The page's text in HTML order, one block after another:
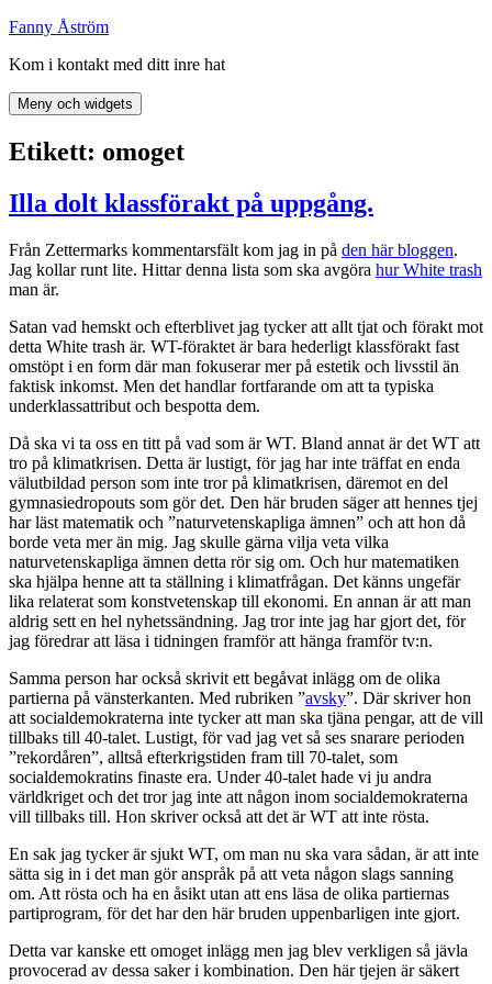
Hoppa
innehåll
Fanny Åström
Kom i kontakt med ditt inre hat
Meny och widgets
Etikett: omoget
Illa dolt klassförakt på uppgång.
Från Zettermarks kommentarsfält kom jag in på den här bloggen.
Jag kollar runt lite. Hittar denna lista som ska avgöra hur White trash
man är.
Satan vad hemskt och efterblivet jag tycker att allt tjat och förakt mot
detta White trash är. WT-föraktet är bara hederligt klassförakt fast
omstöpt i en form där man fokuserar mer på estetik och livsstil än
faktisk inkomst. Men det handlar fortfarande om att ta typiska
underklassattribut och bespotta dem.
Då ska vi ta oss en titt på vad som är WT. Bland annat är det WT att
tro på klimatkrisen. Detta är lustigt, för jag har inte träffat en enda
välutbildad person som inte tror på klimatkrisen, däremot en del
gymnasiedropouts som gör det. Den här bruden säger att hennes tjej
har läst matematik och ”naturvetenskapliga ämnen” och att hon då
borde veta mer än mig. Jag skulle gärna vilja veta vilka
naturvetenskapliga ämnen detta rör sig om. Och hur matematiken
ska hjälpa henne att ta ställning i klimatfrågan. Det känns ungefär
lika relaterat som konstvetenskap till ekonomi. En annan är att man
aldrig sett en hel nyhetssändning. Jag tror inte jag har gjort det, för
jag föredrar att läsa i tidningen framför att hänga framför tv:n.
Samma person har också skrivit ett begåvat inlägg om de olika
partierna på vänsterkanten. Med rubriken ”avsky”. Där skriver hon
att socialdemokraterna inte tycker att man ska tjäna pengar, att de vill
tillbaks till 40-talet. Lustigt, för vad jag vet så ses snarare perioden
”rekordåren”, alltså efterkrigstiden fram till 70-talet, som
socialdemokratins finaste era. Under 40-talet hade vi ju andra
världkriget och det tror jag inte att någon inom socialdemokraterna
vill tillbaks till. Hon skriver också att det är WT att inte rösta.
En sak jag tycker är sjukt WT, om man nu ska vara sådan, är att inte
sätta sig in i det man gör anspråk på att veta någon slags sanning
om. Att rösta och ha en åsikt utan att ens läsa de olika partiernas
partiprogram, för det har den här bruden uppenbarligen inte gjort.
Detta var kanske ett omoget inlägg men jag blev verkligen så jävla
provocerad av dessa saker i kombination. Den här tjejen är säkert